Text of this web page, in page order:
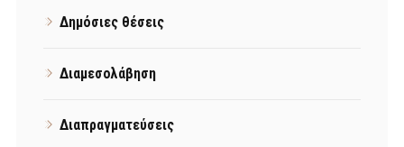
Δημόσιες θέσεις
Διαμεσολάβηση
Διαπραγματεύσεις